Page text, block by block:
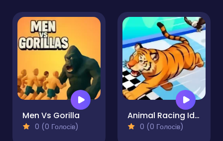
Men Vs Gorilla
0 (0 Голосів)
Animal Racing Idle Park
0 (0 Голосів)